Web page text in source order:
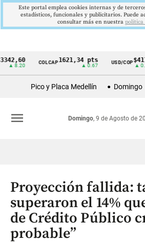
Cintillo
Colombia
COLCAP1621,34 pts USD/COP$4178
▲ 0.42
Pico y Placa Medellín Domingo
Domingo, 9 de Agosto de
menu
Proyección fallida:
superaron el 14%
de Crédito Público
probable”
Este portal emplea cookies internas y de
estadísticos, funcionales y publicitarios. Puede
consultar más en nuestra politica